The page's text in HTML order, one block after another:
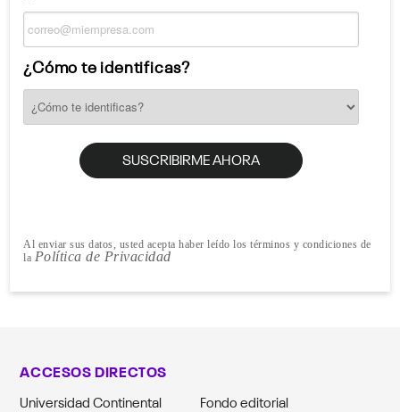
¿Cómo te identificas?
Al enviar sus datos, usted acepta haber leído los términos y condiciones de
la Política de Privacidad
ACCESOS DIRECTOS
Universidad Continental
Fondo editorial